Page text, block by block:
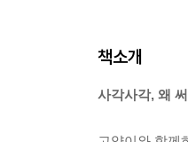
책소개
사각사각, 왜